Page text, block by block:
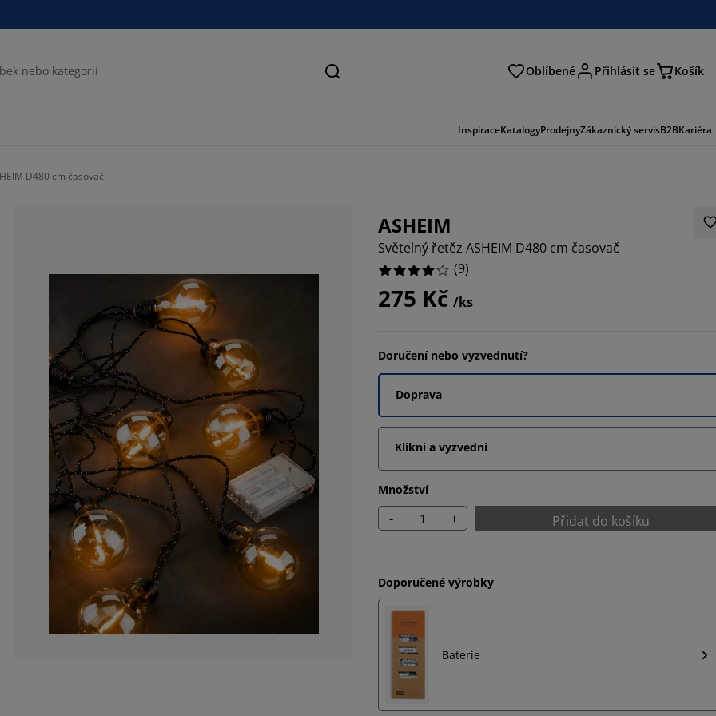
Hledat Oblíbené Přihlásit se Košík
InspiraceKatalogyProdejnyZákaznický servisB2BKariéra
D480 cm časovač
ASHEIM
Světelný řetěz ASHEIM D480 cm časovač
(9)
275 Kč /ks
Doručení nebo vyzvednutí?
Doprava
Klikni a vyzvedni
Množství
- + Přidat do košíku
Doporučené výrobky
Baterie
22.22222222222222%